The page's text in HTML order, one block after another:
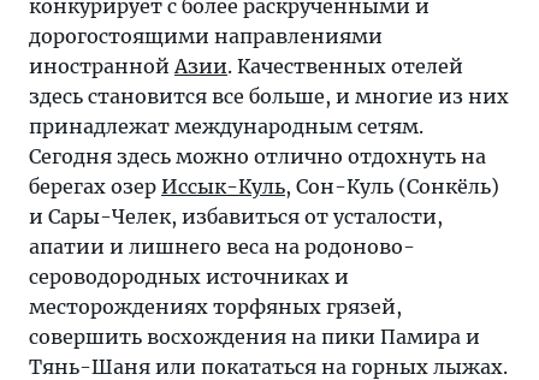
конкурирует с более раскрученными и
дорогостоящими направлениями
иностраннойАзии. Качественных отелей
здесь становится все больше, и многие из них
принадлежат международным сетям.
Сегодня здесь можно отлично отдохнуть на
берегах озер Иссык-Куль, Сон-Куль (Сонкёль)
и Сары-Челек, избавиться от усталости,
апатии и лишнего веса на родоново-
сероводородных источниках и
месторождениях торфяных грязей,
совершить восхождения на пики Памира и
Тянь-Шаня или покататься на горных лыжах.